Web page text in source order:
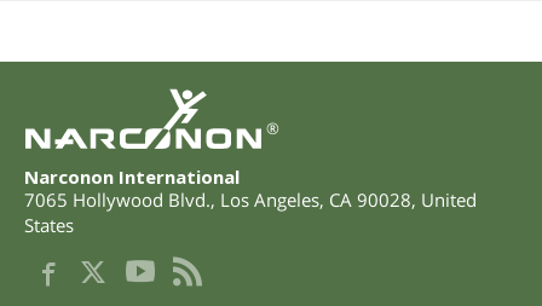
®
Narconon International
7065 Hollywood Blvd., Los Angeles, CA 90028, United
States